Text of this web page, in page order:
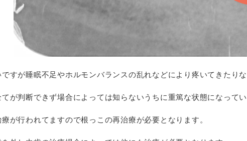
すが睡眠不足やホルモンバランスの乱れなどにより疼いてきたり
が判断できず場合によっては知らないうちに重篤な状態になってい
が行われてますので根っこの再治療が必要となります。